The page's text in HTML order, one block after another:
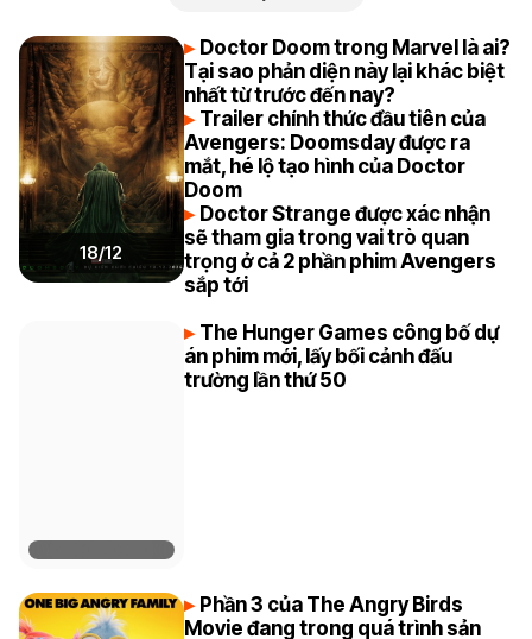
18/12
Doctor Doom trong Marvel là ai?
Tại sao phản diện này lại khác biệt
nhất từ trước đến nay?
Trailer chính thức đầu tiên của
Avengers: Doomsday được ra
mắt, hé lộ tạo hình của Doctor
Doom
Doctor Strange được xác nhận
sẽ tham gia trong vai trò quan
trọng ở cả 2 phần phim Avengers
sắp tới
The Hunger Games công bố dự
án phim mới, lấy bối cảnh đấu
trường lần thứ 50
Phần 3 của The Angry Birds
Movie đang trong quá trình sản